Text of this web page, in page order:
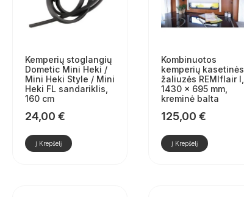
Kemperių stoglangių
Dometic Mini Heki /
Mini Heki Style / Mini
Heki FL sandariklis,
160 cm
24,00 €
Į Krepšelį
Kombinuotos
kemperių kasetinės
žaliuzės REMIflair I,
1430 × 695 mm,
kreminė balta
125,00 €
Į Krepšelį